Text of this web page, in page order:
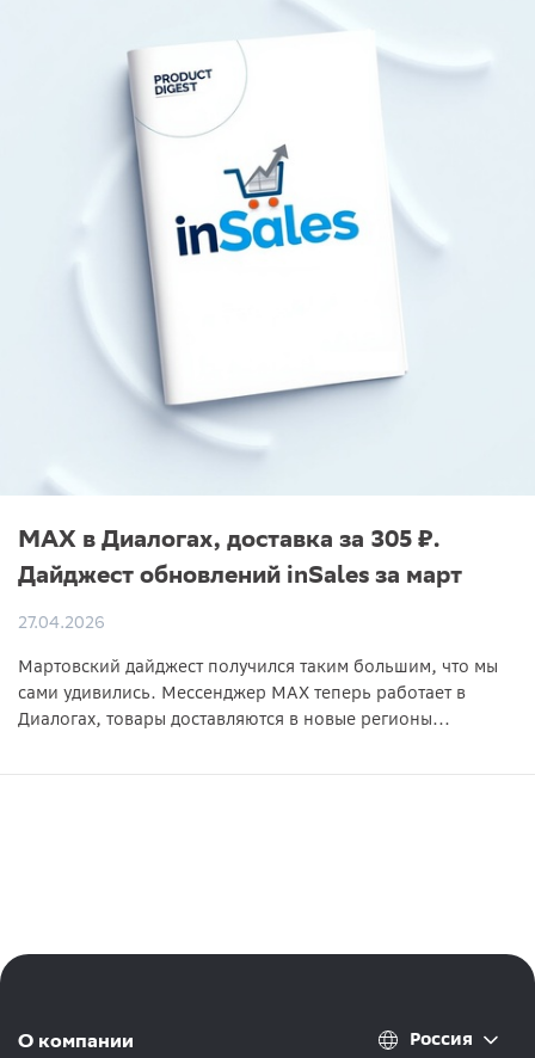
MAX в Диалогах, доставка за 305 ₽.
Дайджест обновлений inSales за март
27.04.2026
Мартовский дайджест получился таким большим, что мы
сами удивились. Мессенджер MAX теперь работает в
Диалогах, товары доставляются в новые регионы...
О компании Россия